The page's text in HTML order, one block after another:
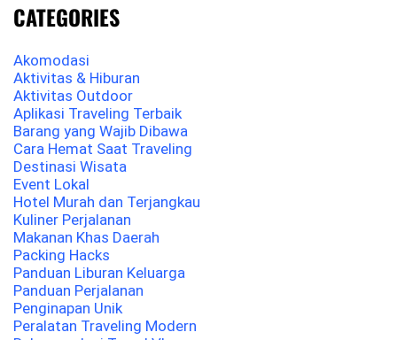
CATEGORIES
Akomodasi
Aktivitas & Hiburan
Aktivitas Outdoor
Aplikasi Traveling Terbaik
Barang yang Wajib Dibawa
Cara Hemat Saat Traveling
Destinasi Wisata
Event Lokal
Hotel Murah dan Terjangkau
Kuliner Perjalanan
Makanan Khas Daerah
Packing Hacks
Panduan Liburan Keluarga
Panduan Perjalanan
Penginapan Unik
Peralatan Traveling Modern